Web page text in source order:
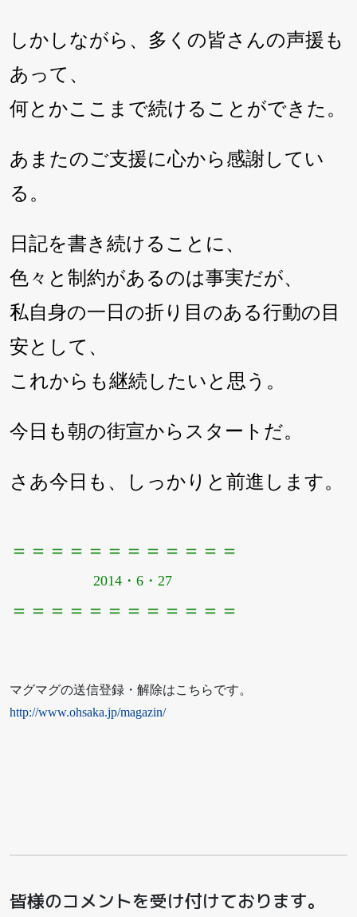
しかしながら、多くの皆さんの声援も
あって、
何とかここまで続けることができた。
あまたのご支援に心から感謝してい
る。
日記を書き続けることに、
色々と制約があるのは事実だが、
私自身の一日の折り目のある行動の目
安として、
これからも継続したいと思う。
今日も朝の街宣からスタートだ。
さあ今日も、しっかりと前進します。
＝＝＝＝＝＝＝＝＝＝＝＝
2014・6・27
＝＝＝＝＝＝＝＝＝＝＝＝
マグマグの送信登録・解除はこちらです。
http://www.ohsaka.jp/magazin/
皆様のコメントを受け付けております。